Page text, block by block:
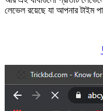
লেভেল রয়েছে যা আপনার টাইম